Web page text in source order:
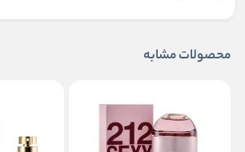
محصولات مشابه